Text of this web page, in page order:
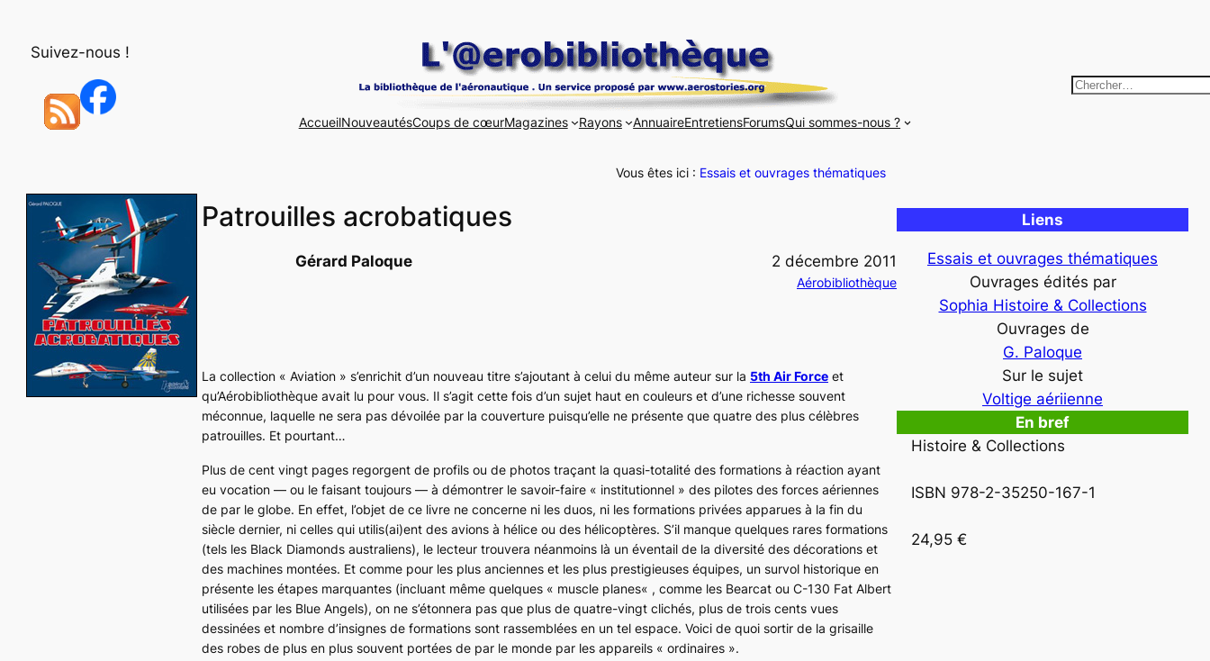
Suivez-nous !
AccueilNouveautésCoups de cœurMagazines Rayons AnnuaireEntretiensForumsQui sommes-nous ?
R
r
c
h
r
Vous êtes ici : Essais et ouvrages thématiques
Patrouilles acrobatiques
Gérard Paloque 2 décembre 2011
Aérobibliothèque
La collection « Aviation » s’enrichit d’un nouveau titre s’ajoutant à celui du même auteur sur la 5th Air Force et
qu’Aérobibliothèque avait lu pour vous. Il s’agit cette fois d’un sujet haut en couleurs et d’une richesse souvent
méconnue, laquelle ne sera pas dévoilée par la couverture puisqu’elle ne présente que quatre des plus célèbres
patrouilles. Et pourtant…
Plus de cent vingt pages regorgent de profils ou de photos traçant la quasi-totalité des formations à réaction ayant
eu vocation — ou le faisant toujours — à démontrer le savoir-faire « institutionnel » des pilotes des forces aériennes
de par le globe. En effet, l’objet de ce livre ne concerne ni les duos, ni les formations privées apparues à la fin du
siècle dernier, ni celles qui utilis(ai)ent des avions à hélice ou des hélicoptères. S’il manque quelques rares formations
(tels les Black Diamonds australiens), le lecteur trouvera néanmoins là un éventail de la diversité des décorations et
des machines montées. Et comme pour les plus anciennes et les plus prestigieuses équipes, un survol historique en
présente les étapes marquantes (incluant même quelques « muscle planes« , comme les Bearcat ou C-130 Fat Albert
utilisées par les Blue Angels), on ne s’étonnera pas que plus de quatre-vingt clichés, plus de trois cents vues
dessinées et nombre d’insignes de formations sont rassemblées en un tel espace. Voici de quoi sortir de la grisaille
des robes de plus en plus souvent portées de par le monde par les appareils « ordinaires ».
Liens
Essais et ouvrages thématiques
Ouvrages édités par
Sophia Histoire & Collections
Ouvrages de
G. Paloque
Sur le sujet
Voltige aériienne
En bref
Histoire & Collections
ISBN 978-2-35250-167-1
24,95 €